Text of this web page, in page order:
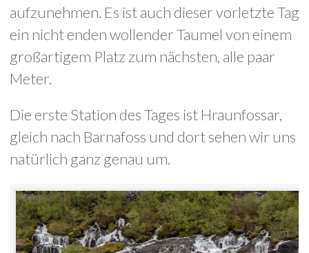
aufzunehmen. Es ist auch dieser vorletzte Tag
ein nicht enden wollender Taumel von einem
großartigem Platz zum nächsten, alle paar
Meter.
Die erste Station des Tages ist Hraunfossar,
gleich nach Barnafoss und dort sehen wir uns
natürlich ganz genau um.